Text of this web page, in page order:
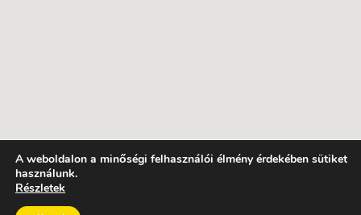
A weboldalon a minőségi felhasználói élmény érdekében sütiket
használunk.
Részletek